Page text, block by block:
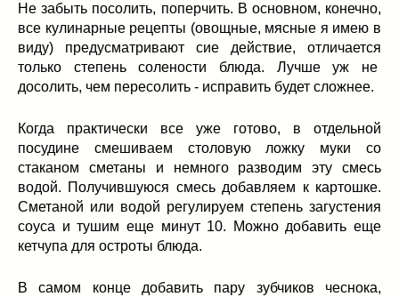
Не забыть посолить, поперчить. В основном, конечно,
все кулинарные рецепты (овощные, мясные я имею в
виду) предусматривают сие действие, отличается
только степень солености блюда. Лучше уж не
досолить, чем пересолить - исправить будет сложнее.
Когда практически все уже готово, в отдельной
посудине смешиваем столовую ложку муки со
стаканом сметаны и немного разводим эту смесь
водой. Получившуюся смесь добавляем к картошке.
Сметаной или водой регулируем степень загустения
соуса и тушим еще минут 10. Можно добавить еще
кетчупа для остроты блюда.
В самом конце добавить пару зубчиков чеснока,